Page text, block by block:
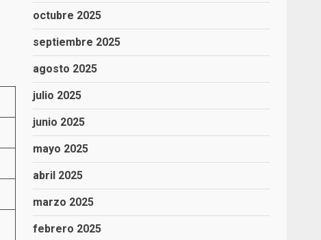
octubre 2025
septiembre 2025
agosto 2025
julio 2025
junio 2025
mayo 2025
abril 2025
marzo 2025
febrero 2025